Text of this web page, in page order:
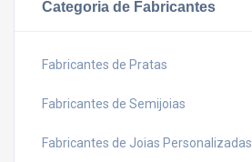
Categoria de Fabricantes
Fabricantes de Pratas
Fabricantes de Semijoias
Fabricantes de Joias Personalizadas